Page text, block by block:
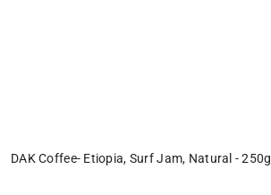
DAK Coffee- Etiopia, Surf Jam, Natural - 250g